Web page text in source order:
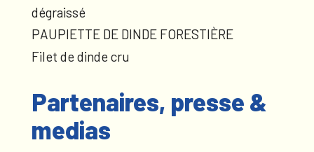
dégraissé
PAUPIETTE DE DINDE FORESTIÈRE
Filet de dinde cru
Partenaires, presse &
medias